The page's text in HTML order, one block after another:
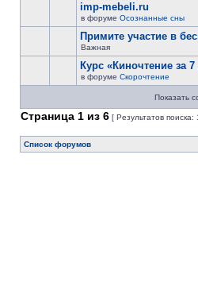
imp-mebeli.ru
в форуме Осознанные сны
Примите участие в
Важная
Курс «Киночтение за
в форуме Скорочтение
Показать
Страница 1 из 6 [ Результатов поиска:
Список форумов